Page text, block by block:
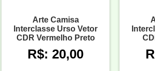
Arte Camisa
Interclasse Urso Vetor
CDR Vermelho Preto
R$: 20,00